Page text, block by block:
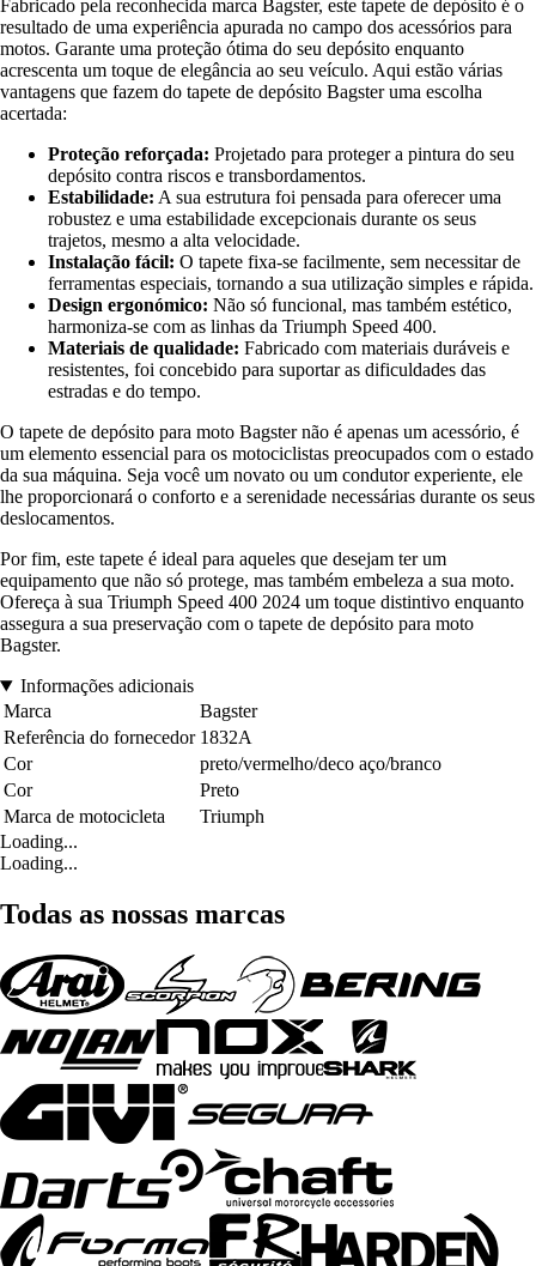
Fabricado pela reconhecida marca Bagster, este tapete de depósito é o
resultado de uma experiência apurada no campo dos acessórios para
motos. Garante uma proteção ótima do seu depósito enquanto
acrescenta um toque de elegância ao seu veículo. Aqui estão várias
vantagens que fazem do tapete de depósito Bagster uma escolha
acertada:
Proteção reforçada: Projetado para proteger a pintura do seu
depósito contra riscos e transbordamentos.
Estabilidade: A sua estrutura foi pensada para oferecer uma
robustez e uma estabilidade excepcionais durante os seus
trajetos, mesmo a alta velocidade.
Instalação fácil: O tapete fixa-se facilmente, sem necessitar de
ferramentas especiais, tornando a sua utilização simples e rápida.
Design ergonómico: Não só funcional, mas também estético,
harmoniza-se com as linhas da Triumph Speed 400.
Materiais de qualidade: Fabricado com materiais duráveis e
resistentes, foi concebido para suportar as dificuldades das
estradas e do tempo.
O tapete de depósito para moto Bagster não é apenas um acessório, é
um elemento essencial para os motociclistas preocupados com o estado
da sua máquina. Seja você um novato ou um condutor experiente, ele
lhe proporcionará o conforto e a serenidade necessárias durante os seus
deslocamentos.
Por fim, este tapete é ideal para aqueles que desejam ter um
equipamento que não só protege, mas também embeleza a sua moto.
Ofereça à sua Triumph Speed 400 2024 um toque distintivo enquanto
assegura a sua preservação com o tapete de depósito para moto
Bagster.
Informações adicionais
Marca
Bagster
Referência do fornecedor 1832A
Cor
preto/vermelho/deco aço/branco
Cor
Preto
Marca de motocicleta
Triumph
Loading...
Loading...
Todas as nossas marcas